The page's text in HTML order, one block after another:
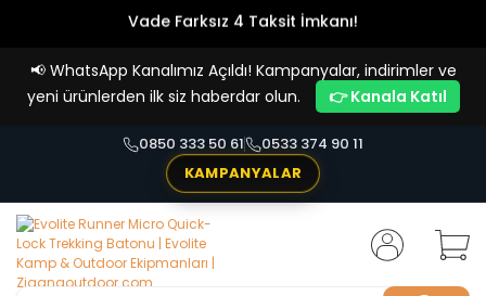
Vade Farksız 4 Taksit İmkanı!
📢 WhatsApp Kanalımız Açıldı! Kampanyalar, indirimler ve
yeni ürünlerden ilk siz haberdar olun.
👉 Kanala Katıl
0850 333 50 61
0533 374 90 11
KAMPANYALAR